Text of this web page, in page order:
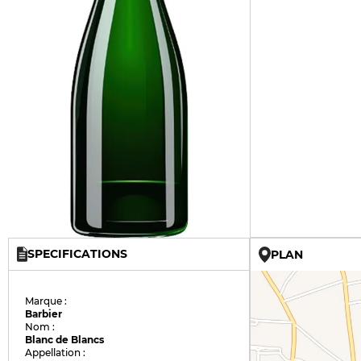
SPECIFICATIONS
Marque :
Barbier
Nom :
Blanc de Blancs
Appellation :
PLAN